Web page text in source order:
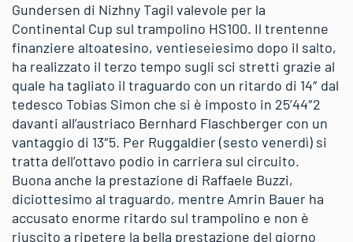
Gundersen di Nizhny Tagil valevole per la
Continental Cup sul trampolino HS100. Il trentenne
finanziere altoatesino, ventieseiesimo dopo il salto,
ha realizzato il terzo tempo sugli sci stretti grazie al
quale ha tagliato il traguardo con un ritardo di 14″ dal
tedesco Tobias Simon che si è imposto in 25’44″2
davanti all’austriaco Bernhard Flaschberger con un
vantaggio di 13″5. Per Ruggaldier (sesto venerdì) si
tratta dell’ottavo podio in carriera sul circuito.
Buona anche la prestazione di Raffaele Buzzi,
diciottesimo al traguardo, mentre Amrin Bauer ha
accusato enorme ritardo sul trampolino e non è
riuscito a ripetere la bella prestazione del giorno